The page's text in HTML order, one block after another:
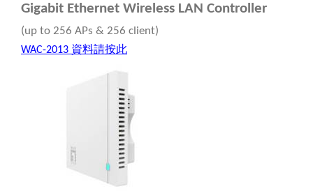
Gigabit Ethernet Wireless LAN Controller
(up to 256 APs & 256 client)
WAC-2013 資料請按此